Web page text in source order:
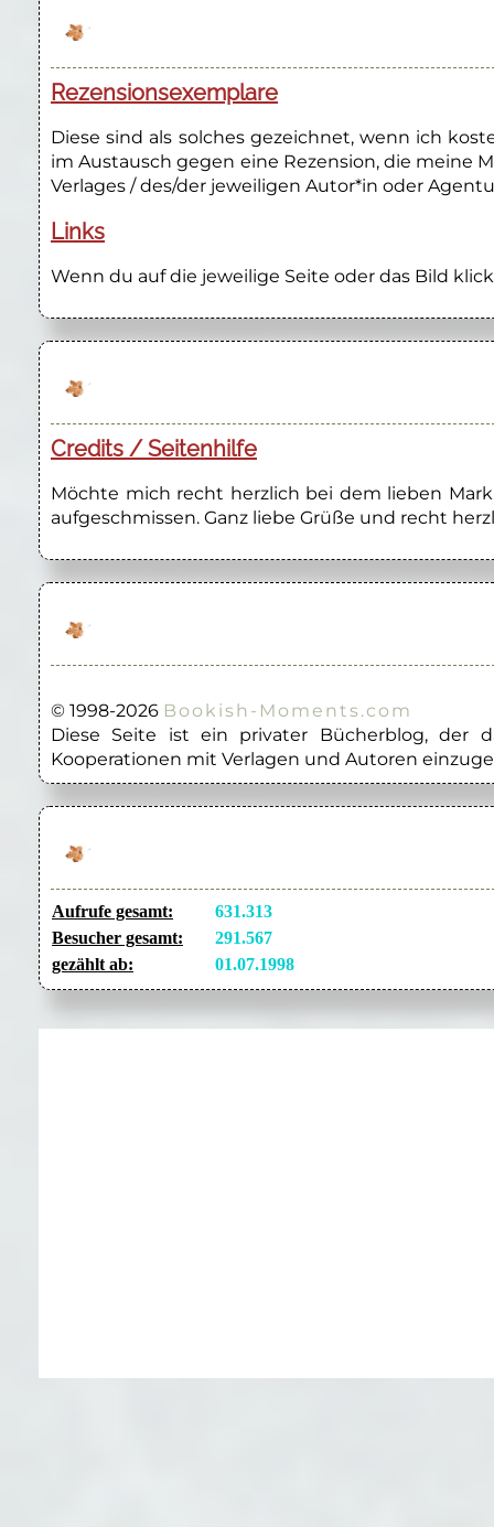
Rezensionsexemplare
Diese sind als solches gezeichnet, wenn ich
im Austausch gegen eine Rezension, die meine
Verlages / des/der jeweiligen Autor*in oder
Links
Wenn du auf die jeweilige Seite oder das Bild
Credits / Seitenhilfe
Möchte mich recht herzlich bei dem lieben
aufgeschmissen. Ganz liebe Grüße und recht
© 1998-2026 Bookish-Moments.com
Diese Seite ist ein privater Bücherblog, der
Kooperationen mit Verlagen und Autoren
Aufrufe gesamt:
631.313
Besucher gesamt:
291.567
gezählt ab:
01.07.1998